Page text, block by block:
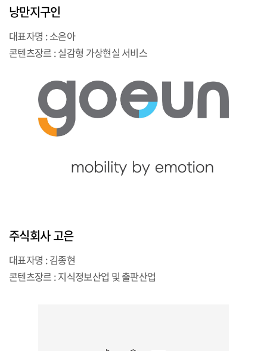
낭만지구인
대표자명 : 소은아
콘텐츠장르 : 실감형 가상현실 서비스
주식회사 고은
대표자명 : 김종현
콘텐츠장르 : 지식정보산업 및 출판산업